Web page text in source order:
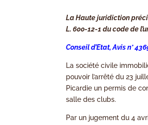
La Haute juridiction
L. 600-12-1 du code de
Conseil d’Etat, Avis n°
La société civile
pouvoir l’arrêté du 23
Picardie un permis de
salle des clubs.
Par un jugement du 4